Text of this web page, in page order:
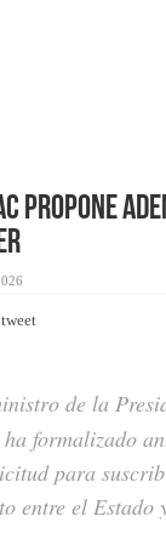
propone
tweet
de la
formalizado
para
entre el Estado